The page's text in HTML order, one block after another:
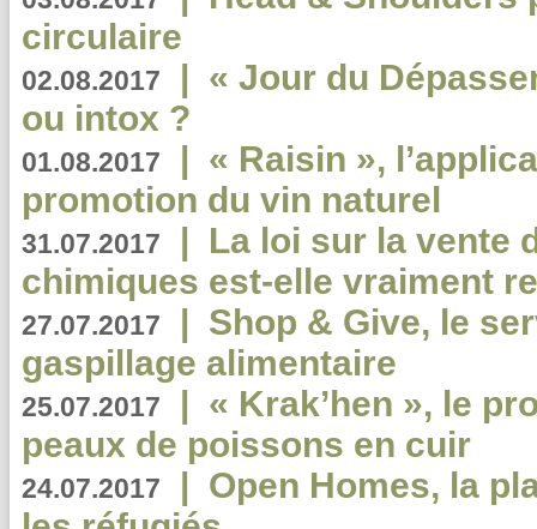
circulaire
02.08.2017 | « Jour du
ou intox ?
01.08.2017 | « Raisin »,
promotion du vin naturel
31.07.2017 | La loi sur la vente
chimiques est-elle vraiment
27.07.2017 | Shop & Give, le
gaspillage alimentaire
25.07.2017 | « Krak’hen », le
peaux de poissons en cuir
24.07.2017 | Open Homes, la